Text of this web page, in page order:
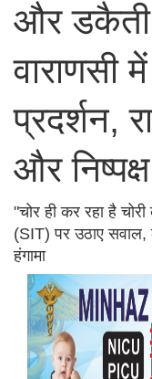
और
वाराणसी
प्रदर्शन,
और
"चोर ही कर रहा है
(SIT) पर उठाए
हंगामा